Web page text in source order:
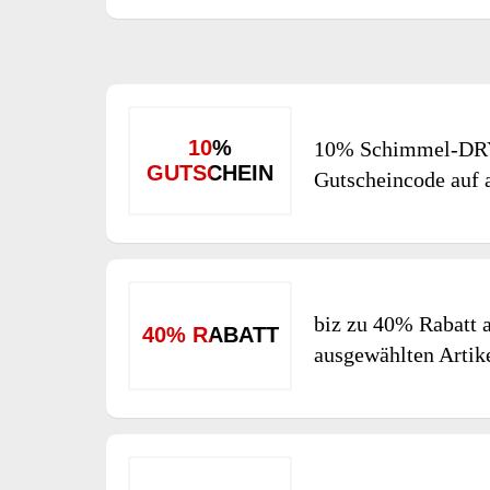
10%
GUTSCHEIN
10% Schimmel-
Gutscheincode auf
40% RABATT
biz zu 40% Rabatt
ausgewählten